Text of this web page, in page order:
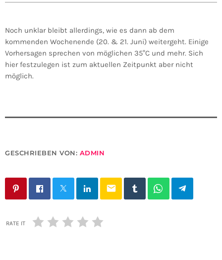
Noch unklar bleibt allerdings, wie es dann ab dem
kommenden Wochenende (20. & 21. Juni) weitergeht. Einige
Vorhersagen sprechen von möglichen 35°C und mehr. Sich
hier festzulegen ist zum aktuellen Zeitpunkt aber nicht
möglich.
GESCHRIEBEN VON: ADMIN
email
RATE IT